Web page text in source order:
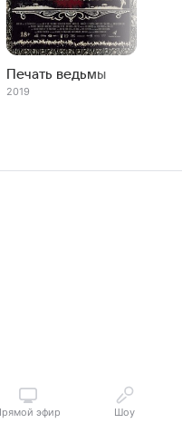
Печать ведьмы
2019
эфир Шоу